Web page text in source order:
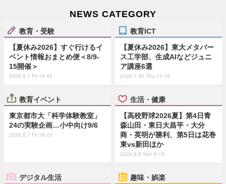
NEWS CATEGORY
教育・受験
【夏休み2026】すぐ行けるイ
ベント情報おまとめ便＜8/9-
15開催＞
2026.8.7 Fri 19:45
教育ICT
【夏休み2026】東大メタバー
ス工学部、生成AIなどジュニ
ア講座6選
2026.7.30 Thu 11:15
教育イベント
東京都市大「科学体験教室」
24の実験企画…小中向け9/6
2026.8.7 Fri 18:15
生活・健康
【高校野球2026夏】第4日青
森山田・東日大昌平・大分
商・英明が勝利、第5日は花巻
東vs新田ほか
2026.8.9 Sun 9:15
デジタル生活 趣味・娯楽